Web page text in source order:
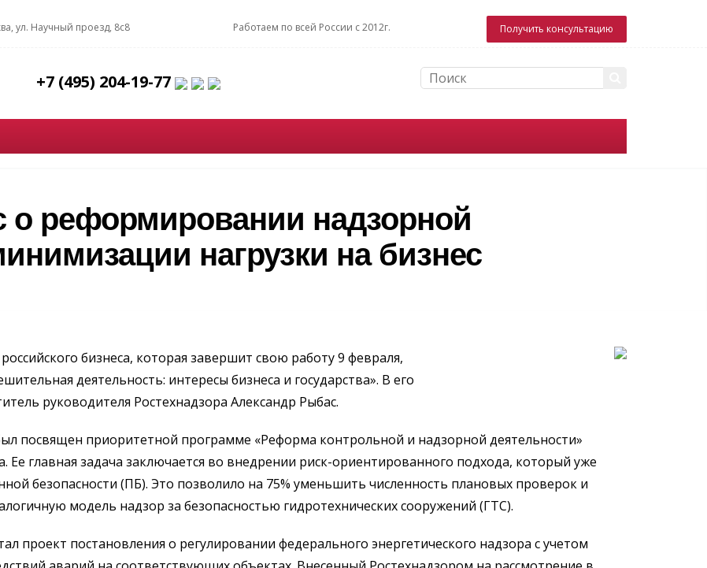
ул. Научный проезд, 8с8 Работаем по всей России с 2012г. Получить консультацию
+7 (495) 204-19-77
о реформировании надзорной
нагрузки на бизнес
бизнеса, которая завершит свою работу 9 февраля,
деятельность: интересы бизнеса и государства». В его
руководителя Ростехнадзора Александр Рыбас.
посвящен приоритетной программе «Реформа контрольной и надзорной деятельности»
Ее главная задача заключается во внедрении риск-ориентированного подхода, который уже
безопасности (ПБ). Это позволило на 75% уменьшить численность плановых проверок и
модель надзор за безопасностью гидротехнических сооружений (ГТС).
проект постановления о регулировании федерального энергетического надзора с учетом